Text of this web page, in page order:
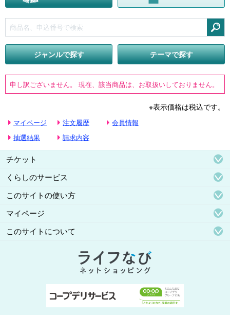
ジャンルで探す
テーマで探す
申し訳ございません。 現在、該当商品は、お取扱いしておりません。
※表示価格は税込です。
マイページ 注文履歴
会員情報
抽選結果
請求内容
チケット
くらしのサービス
このサイトの使い方
マイページ
このサイトについて